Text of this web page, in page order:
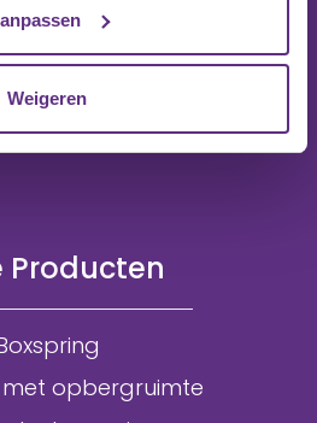
Weigeren
Producten
met opbergruimte